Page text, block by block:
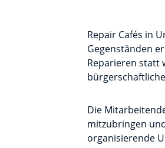
Repair Cafés in
Gegenständen
Reparieren statt
Die
mitzubringen
organisierende